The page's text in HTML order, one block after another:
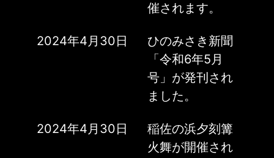
催されます。
2024年4月30日
ひのみさき新聞
「令和6年5月
号」が発刊され
ました。
2024年4月30日
稲佐の浜夕刻篝
火舞が開催され